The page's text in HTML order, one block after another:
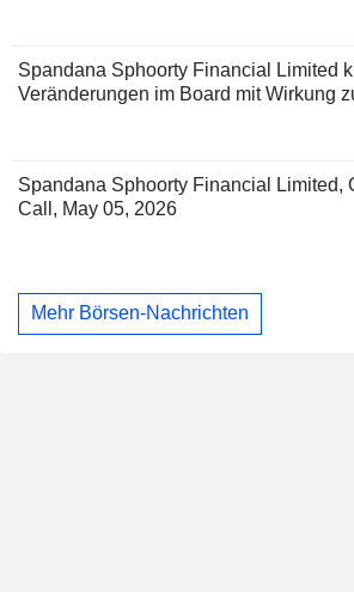
Spandana Sphoorty Financial Limited
Veränderungen im Board mit Wirkung
Spandana Sphoorty Financial Limited,
Call, May 05, 2026
Mehr Börsen-Nachrichten